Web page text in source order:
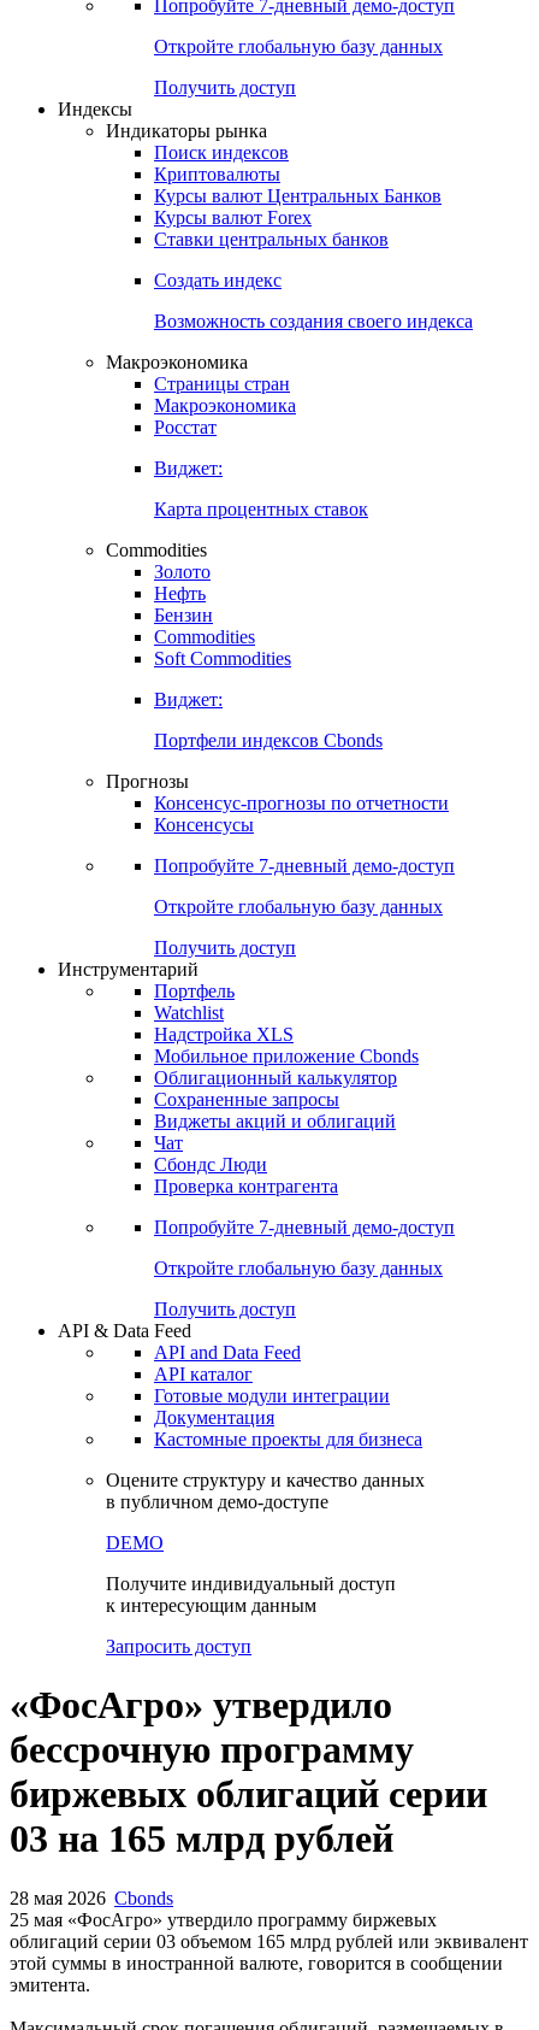
Попробуйте 7-дневный демо-доступ
Откройте глобальную базу данных
Получить доступ
Индексы
Индикаторы рынка
Поиск индексов
Криптовалюты
Курсы валют Центральных Банков
Курсы валют Forex
Ставки центральных банков
Создать индекс
Возможность создания своего индекса
Макроэкономика
Страницы стран
Макроэкономика
Росстат
Виджет:
Карта процентных ставок
Commodities
Золото
Нефть
Бензин
Commodities
Soft Commodities
Виджет:
Портфели индексов Cbonds
Прогнозы
Консенсус-прогнозы по отчетности
Консенсусы
Попробуйте 7-дневный демо-доступ
Откройте глобальную базу данных
Получить доступ
Инструментарий
Портфель
Watchlist
Надстройка XLS
Мобильное приложение Cbonds
Облигационный калькулятор
Сохраненные запросы
Виджеты акций и облигаций
Чат
Сбондс Люди
Проверка контрагента
Попробуйте 7-дневный демо-доступ
Откройте глобальную базу данных
Получить доступ
API & Data Feed
API and Data Feed
API каталог
Готовые модули интеграции
Документация
Кастомные проекты для бизнеса
Оцените структуру и качество данных
в публичном демо-доступе
DEMO
Получите индивидуальный доступ
к интересующим данным
Запросить доступ
«ФосАгро» утвердило
бессрочную программу
биржевых облигаций серии
03 на 165 млрд рублей
28 мая 2026 Cbonds
25 мая «ФосАгро» утвердило программу биржевых
облигаций серии 03 объемом 165 млрд рублей или эквивалент
этой суммы в иностранной валюте, говорится в сообщении
эмитента.